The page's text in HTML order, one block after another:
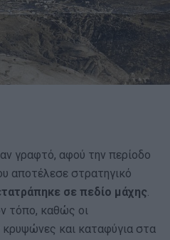
γραφτό, αφού την περίοδο
αποτέλεσε στρατηγικό
σε πεδίο μάχης.
τόπο, καθώς οι
και καταφύγια στα